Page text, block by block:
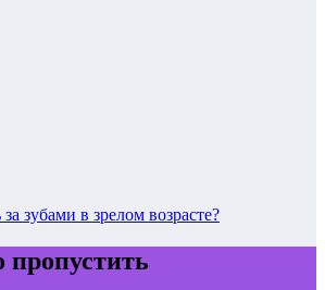
зубами в зрелом возрасте?